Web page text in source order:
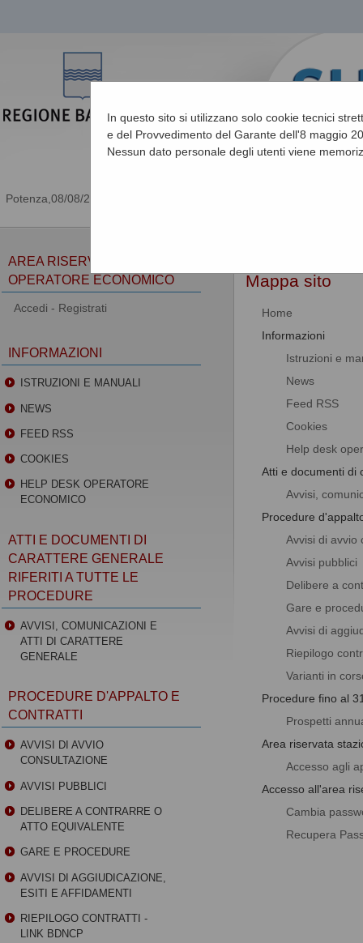
08/08/2026 23:55
In questo sito si utilizzano solo cookie tecnici
e del Provvedimento del Garante dell'8 maggio
Nessun dato personale degli utenti viene
Mappa sito
Home
Informazioni
Istruzioni e
News
Feed RSS
Cookies
Help desk
Atti e documenti di
Avvisi,
Procedure
Avvisi di avvio
Avvisi pubblici
Delibere a
Gare e
Avvisi di
Riepilogo
Varianti in
Procedure fino al
Prospetti
Area riservata
Accesso agli
Accesso all'area
Cambia
Recupera
AREA RISERVATA
OPERATORE ECONOMICO
Accedi - Registrati
INFORMAZIONI
ISTRUZIONI E MANUALI
NEWS
FEED RSS
COOKIES
HELP DESK OPERATORE
ECONOMICO
ATTI E DOCUMENTI DI
CARATTERE GENERALE
RIFERITI A TUTTE LE
PROCEDURE
AVVISI, COMUNICAZIONI E
ATTI DI CARATTERE
GENERALE
PROCEDURE D'APPALTO E
CONTRATTI
AVVISI DI AVVIO
CONSULTAZIONE
AVVISI PUBBLICI
DELIBERE A CONTRARRE O
ATTO EQUIVALENTE
GARE E PROCEDURE
AVVISI DI AGGIUDICAZIONE,
ESITI E AFFIDAMENTI
RIEPILOGO CONTRATTI -
LINK BDNCP